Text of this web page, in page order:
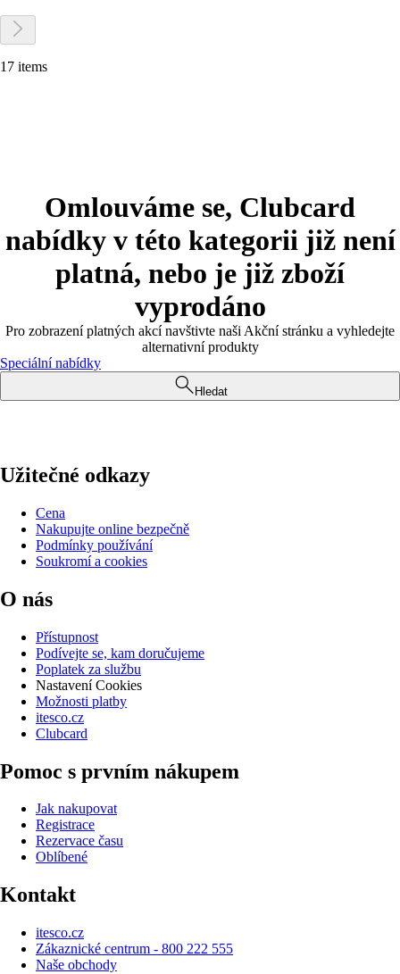
17 items
Omlouváme se, Clubcard
nabídky v této kategorii již není
platná, nebo je již zboží
vyprodáno
Pro zobrazení platných akcí navštivte naši Akční stránku a vyhledejte
alternativní produkty
Speciální nabídky
Hledat
Užitečné odkazy
Cena
Nakupujte online bezpečně
Podmínky používání
Soukromí a cookies
O nás
Přístupnost
Podívejte se, kam doručujeme
Poplatek za službu
Nastavení Cookies
Možnosti platby
itesco.cz
Clubcard
Pomoc s prvním nákupem
Jak nakupovat
Registrace
Rezervace času
Oblíbené
Kontakt
itesco.cz
Zákaznické centrum - 800 222 555
Naše obchody